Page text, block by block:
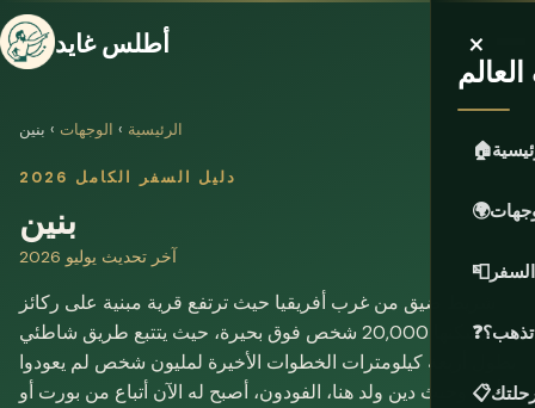
أطلس غايد ×
🏠
🌍
📮
❓تذهب؟
📋
الرئيسية › الوجهات › بنين
دليل السفر الكامل 2026
بنين
آخر تحديث يوليو 2026
شريط ضيق من غرب أفريقيا حيث ترتفع قرية مبنية على ركائز
يسكنها 20,000 شخص فوق بحيرة، حيث يتتبع طريق شاطئي
بطول أربعة كيلومترات الخطوات الأخيرة لمليون شخص لم يعودوا
أبدًا، وحيث دين ولد هنا، الفودون، أصبح له الآن أتباع من بورت أو